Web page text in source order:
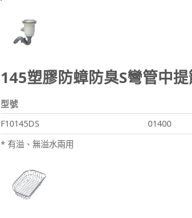
145塑膠防蟑防臭S彎管中
型號
F10145DS
01400
* 有溢、無溢水兩用